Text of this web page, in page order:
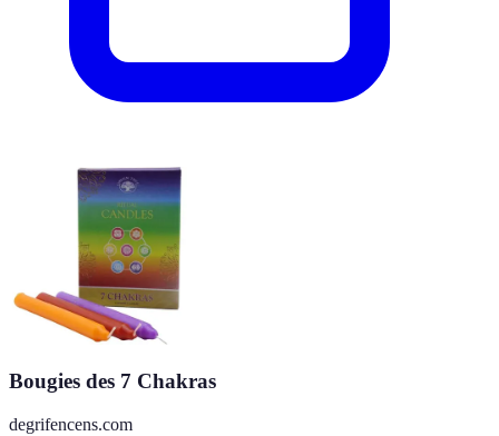
Bougies des 7 Chakras
degrifencens.com